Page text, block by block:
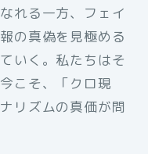
れる一方、フェイ
の真偽を見極める
いく。私たちはそ
こそ、「クロ現
リズムの真価が問